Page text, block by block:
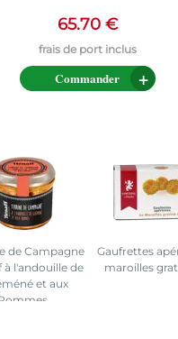
65.70 €
Commander
de Campagne
à l'andouille de
et aux
Gaufrettes
maroilles